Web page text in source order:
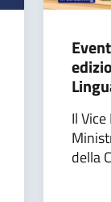
Il
della